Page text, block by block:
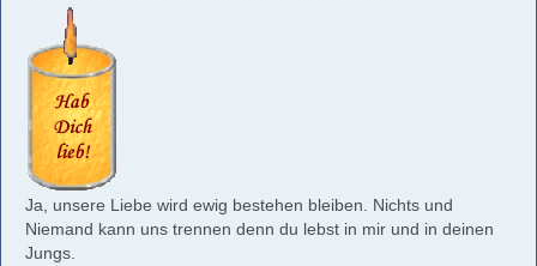
Ja, unsere Liebe wird ewig bestehen bleiben. Nichts und
Niemand kann uns trennen denn du lebst in mir und in deinen
Jungs.